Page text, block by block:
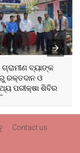
ଗ୍ରାମୀଣ ବ୍ୟାଙ୍କ
ରକ୍ତଦାନ ଓ
ପରୀକ୍ଷା ଶିବିର
Contact us